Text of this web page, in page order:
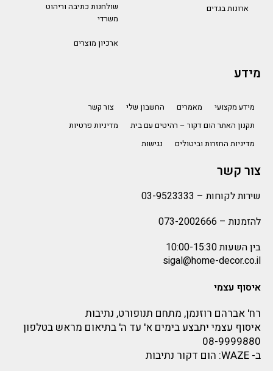
ארונות בגדים
שולחנות כתיבה וריהוט
משרדי
ארכיון מוצרים
מידע
מידע מקצועי מאמרים החשבון שלי
צור קשר
תקנון האתר הום דקור – רהיטים עם בית
מדיניות פרטיות
מדיניות החזרות וביטולים
נגישות
צור קשר
שירות לקוחות – 03-9523333
להזמנות – 073-2002666
בין השעות 10:00-15:30
sigal@home-decor.co.il
איסוף עצמי
רח' אברהם רוזנמן, מתחם תנופורט, נתיבות
איסוף עצמי יתבצע בימים א' עד ה' בתיאום מראש בטלפון
08-9999880
ב- WAZE: הום דקור נתיבות